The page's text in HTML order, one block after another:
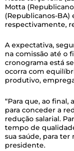
Motta
(Republicanos-BA)
respectivamente,
A expectativa,
na comissão até o
cronograma está
ocorra com
produtivo,
“Para que, ao
para conceder a
redução salarial.
tempo de
sua saúde, para
presidente.